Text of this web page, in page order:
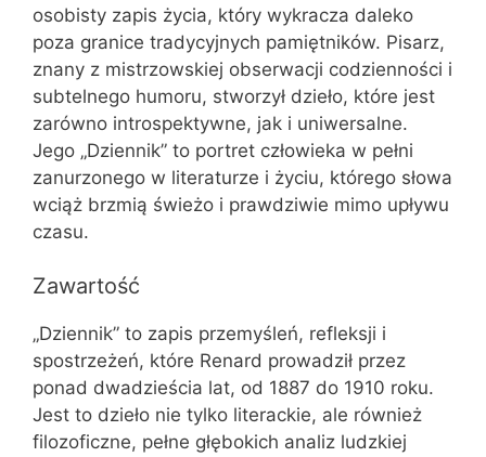
osobisty zapis życia, który wykracza daleko
poza granice tradycyjnych pamiętników. Pisarz,
znany z mistrzowskiej obserwacji codzienności i
subtelnego humoru, stworzył dzieło, które jest
zarówno introspektywne, jak i uniwersalne.
Jego „Dziennik” to portret człowieka w pełni
zanurzonego w literaturze i życiu, którego słowa
wciąż brzmią świeżo i prawdziwie mimo upływu
czasu.
Zawartość
„Dziennik” to zapis przemyśleń, refleksji i
spostrzeżeń, które Renard prowadził przez
ponad dwadzieścia lat, od 1887 do 1910 roku.
Jest to dzieło nie tylko literackie, ale również
filozoficzne, pełne głębokich analiz ludzkiej